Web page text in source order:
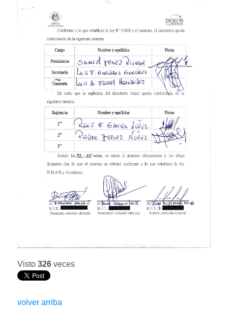
Visto 326 veces
volver arriba